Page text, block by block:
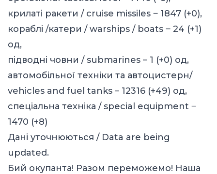
крилаті ракети / cruise missiles ‒ 1847 (+0),
кораблі /катери / warships / boats ‒ 24 (+1)
од,
підводні човни / submarines – 1 (+0) од,
автомобільної техніки та автоцистерн/
vehicles and fuel tanks – 12316 (+49) од,
спеціальна техніка / special equipment ‒
1470 (+8)
Дані уточнюються / Data are being
updated.
Бий окупанта! Разом переможемо! Наша